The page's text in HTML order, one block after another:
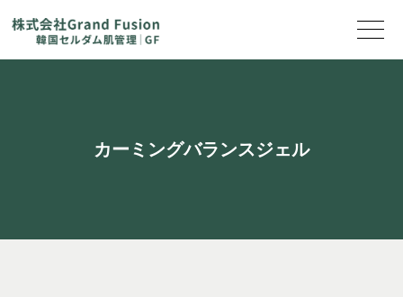
カーミングバランスジェル